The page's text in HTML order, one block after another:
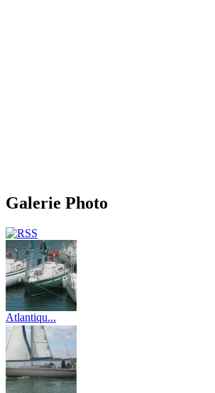
Galerie Photo
Atlantiqu...
(124)